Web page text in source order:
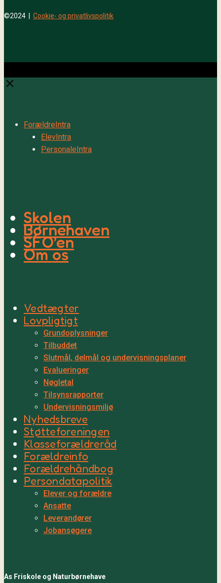
©2024 | Cookie- og privatlivspolitik
Close
ForældreIntra
ElevIntra
PersonaleIntra
Skolen
Børnehaven
SFO’en
Om os
Vedtægter
Lovpligtigt
Grundoplysninger
Tilbuddet
Slutmål, delmål og undervisningsplaner
Evalueringer
Nøgletal
Tilsynsrapporter
Undervisningsmiljø
Nyhedsbreve
Støtteforeningen
Klasseforældreråd
Forældreinfo
Forældrehåndbog
Persondatapolitik
Elever og forældre
Ansatte
Leverandører
Jobansøgere
As Friskole og Naturbørnehave